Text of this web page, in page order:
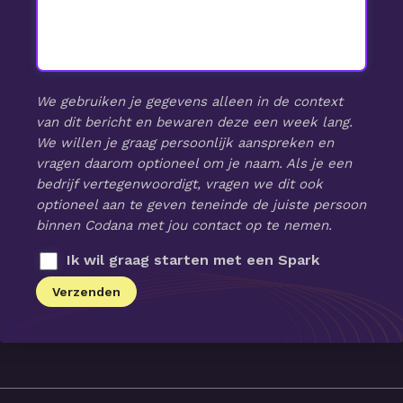
We gebruiken je gegevens alleen in de context
van dit bericht en bewaren deze een week lang.
We willen je graag persoonlijk aanspreken en
vragen daarom optioneel om je naam. Als je een
bedrijf vertegenwoordigt, vragen we dit ook
optioneel aan te geven teneinde de juiste persoon
binnen Codana met jou contact op te nemen.
Ik wil graag starten met een Spark
Verzenden